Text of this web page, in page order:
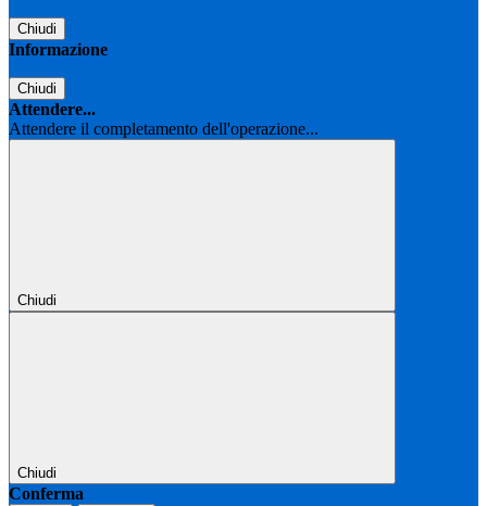
Chiudi
Informazione
Chiudi
Attendere...
Attendere il completamento dell'operazione...
Chiudi
Chiudi
Conferma